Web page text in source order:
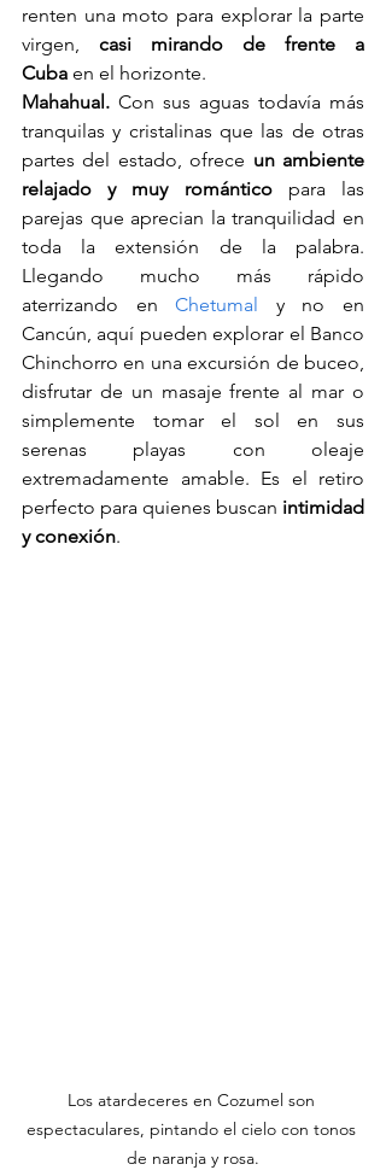
renten una moto para explorar la parte
virgen, casi mirando de frente a
Cuba en el horizonte.
Mahahual. Con sus aguas todavía más
tranquilas y cristalinas que las de otras
partes del estado, ofrece un ambiente
relajado y muy romántico para las
parejas que aprecian la tranquilidad en
toda la extensión de la palabra.
Llegando mucho más rápido
aterrizando en Chetumal y no en
Cancún, aquí pueden explorar el Banco
Chinchorro en una excursión de buceo,
disfrutar de un masaje frente al mar o
simplemente tomar el sol en sus
serenas playas con oleaje
extremadamente amable. Es el retiro
perfecto para quienes buscan intimidad
y conexión.
Los atardeceres en Cozumel son
espectaculares, pintando el cielo con tonos
de naranja y rosa.